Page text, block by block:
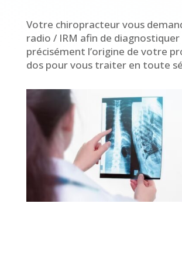
Votre chiropracteur vous
radio / IRM afin de diagnostiquer
précisément l’origine de votre
dos pour vous traiter en toute